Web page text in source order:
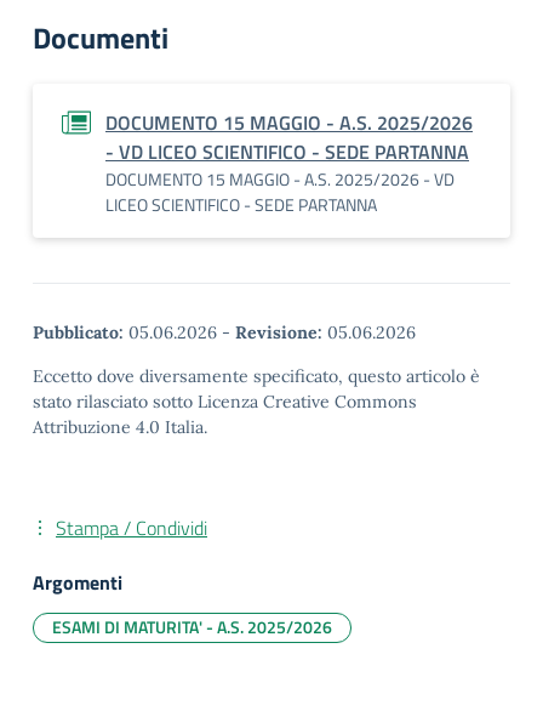
Documenti
DOCUMENTO 15 MAGGIO - A.S. 2025/2026
- VD LICEO SCIENTIFICO - SEDE PARTANNA
DOCUMENTO 15 MAGGIO - A.S. 2025/2026 - VD
LICEO SCIENTIFICO - SEDE PARTANNA
Pubblicato: 05.06.2026 - Revisione: 05.06.2026
Eccetto dove diversamente specificato, questo articolo è
stato rilasciato sotto Licenza Creative Commons
Attribuzione 4.0 Italia.
Stampa / Condividi
Argomenti
ESAMI DI MATURITA' - A.S. 2025/2026